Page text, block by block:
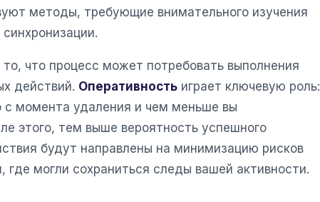
методы, требующие внимательного изучения
что процесс может потребовать выполнения
действий. Оперативность играет ключевую роль:
момента удаления и чем меньше вы
этого, тем выше вероятность успешного
будут направлены на минимизацию рисков
где могли сохраниться следы вашей активности.